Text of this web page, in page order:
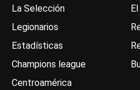
La Selección
Legionarios
Estadísticas
Champions league
Centroamérica